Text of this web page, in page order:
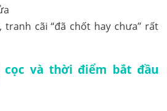
tranh cãi “đã chốt hay chưa” rất
cọc và thời điểm bắt đầu